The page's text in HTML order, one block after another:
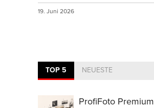
19. Juni 2026
TOP 5 NEUESTE
ProfiFoto Premium